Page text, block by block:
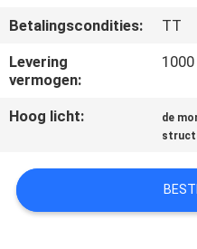
VRAAG
EEN
OFFERTE
PRIVACYBELEID
Betalingscondities:
TT
Levering
vermogen:
Hoog licht: de